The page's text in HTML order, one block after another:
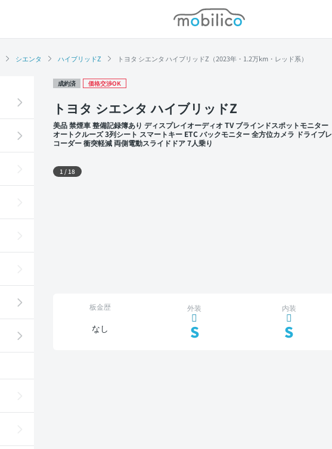
モビリコ
シエンタ ハイブリッドZ トヨタ シエンタ ハイブリッドZ（2023年・1.2万km・レッド系）
成約済 価格交渉OK
トヨタ シエンタ ハイブリッドZ
美品 禁煙車 整備記録簿あり ディスプレイオーディオ TV ブラインドスポットモニター
オートクルーズ 3列シート スマートキー ETC バックモニター 全方位カメラ ドライブレ
コーダー 衝突軽減 両側電動スライドドア 7人乗り
外装 左前
1 /18
板金歴
なし
外装
S
内装
S